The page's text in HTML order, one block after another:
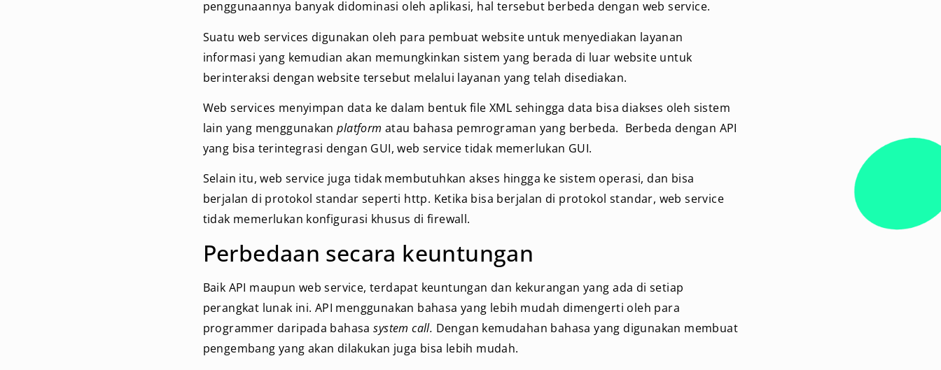
penggunaannya banyak didominasi oleh aplikasi, hal tersebut berbeda dengan web service.
Suatu web services digunakan oleh para pembuat website untuk menyediakan layanan
informasi yang kemudian akan memungkinkan sistem yang berada di luar website untuk
berinteraksi dengan website tersebut melalui layanan yang telah disediakan.
Web services menyimpan data ke dalam bentuk file XML sehingga data bisa diakses oleh sistem
lain yang menggunakanplatform atau bahasa pemrograman yang berbeda. Berbeda dengan API
yang bisa terintegrasi dengan GUI, web service tidak memerlukan GUI.
Selain itu, web service juga tidak membutuhkan akses hingga ke sistem operasi, dan bisa
berjalan di protokol standar seperti http. Ketika bisa berjalan di protokol standar, web service
tidak memerlukan konfigurasi khusus di firewall.
Perbedaan secara keuntungan
Baik API maupun web service, terdapat keuntungan dan kekurangan yang ada di setiap
perangkat lunak ini. API menggunakan bahasa yang lebih mudah dimengerti oleh para
programmer daripada bahasasystem call. Dengan kemudahan bahasa yang digunakan membuat
pengembang yang akan dilakukan juga bisa lebih mudah.